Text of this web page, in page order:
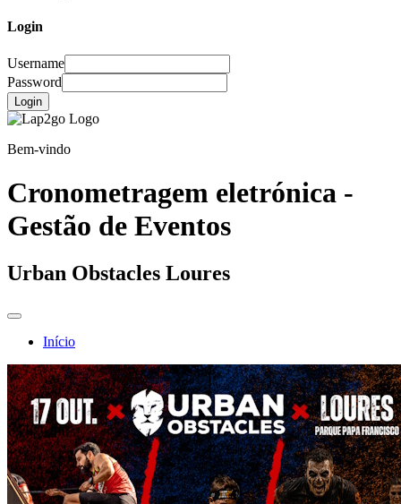
Login
Username
Password
Login
Bem-vindo
Cronometragem eletrónica -
Gestão de Eventos
Urban Obstacles Loures
Início